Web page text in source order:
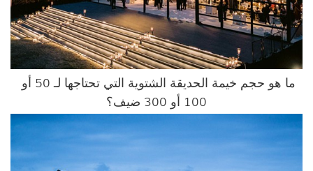
100 أو 300 ضيف؟